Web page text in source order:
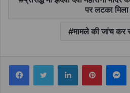
पर लटका
मामले की जांच कर
FacebookTwitter LinkedInPinterest